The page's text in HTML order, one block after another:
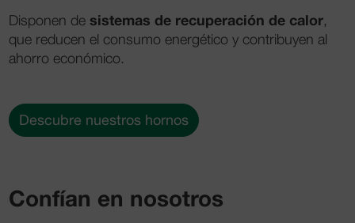
Disponen de sistemas de recuperación de calor,
que reducen el consumo energético y contribuyen al
ahorro económico.
Descubre nuestros hornos
Confían en nosotros